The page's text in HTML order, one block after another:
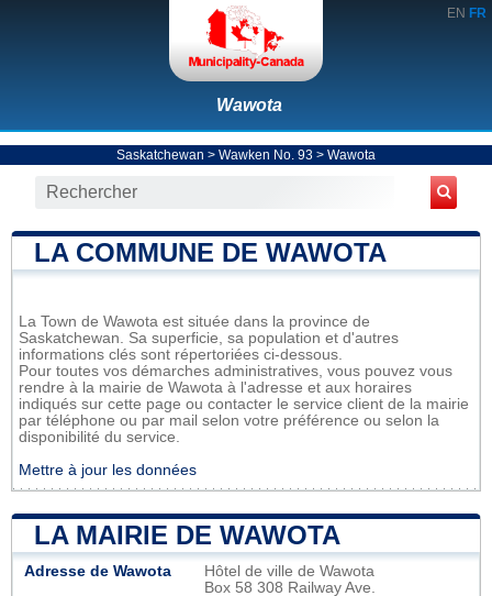
EN FR
Wawota
Saskatchewan > Wawken No. 93 > Wawota
LA COMMUNE DE WAWOTA
La Town de Wawota est située dans la province de
Saskatchewan. Sa superficie, sa population et d'autres
informations clés sont répertoriées ci-dessous.
Pour toutes vos démarches administratives, vous pouvez vous
rendre à la mairie de Wawota à l'adresse et aux horaires
indiqués sur cette page ou contacter le service client de la mairie
par téléphone ou par mail selon votre préférence ou selon la
disponibilité du service.
Mettre à jour les données
LA MAIRIE DE WAWOTA
Adresse de Wawota
Hôtel de ville de Wawota
Box 58 308 Railway Ave.